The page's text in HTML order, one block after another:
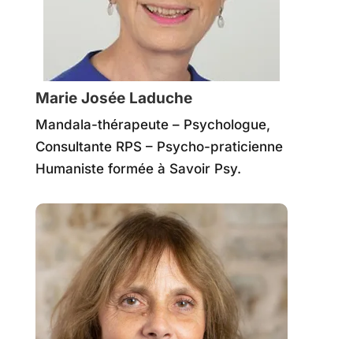
Marie Josée Laduche
Mandala-thérapeute – Psychologue,
Consultante RPS – Psycho-praticienne
Humaniste formée à Savoir Psy.